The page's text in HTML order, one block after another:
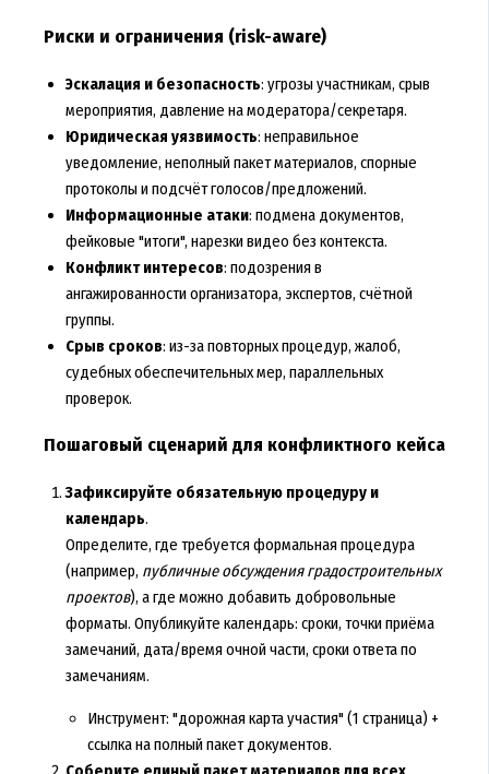
Риски и ограничения (risk-aware)
Эскалация и безопасность: угрозы участникам, срыв
мероприятия, давление на модератора/секретаря.
Юридическая уязвимость: неправильное
уведомление, неполный пакет материалов, спорные
протоколы и подсчёт голосов/предложений.
Информационные атаки: подмена документов,
фейковые "итоги", нарезки видео без контекста.
Конфликт интересов: подозрения в
ангажированности организатора, экспертов, счётной
группы.
Срыв сроков: из-за повторных процедур, жалоб,
судебных обеспечительных мер, параллельных
проверок.
Пошаговый сценарий для конфликтного кейса
Зафиксируйте обязательную процедуру и
календарь.
Определите, где требуется формальная процедура
(например, публичные обсуждения градостроительных
проектов), а где можно добавить добровольные
форматы. Опубликуйте календарь: сроки, точки приёма
замечаний, дата/время очной части, сроки ответа по
замечаниям.
Инструмент: "дорожная карта участия" (1 страница) +
ссылка на полный пакет документов.